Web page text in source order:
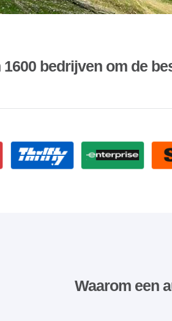
bedrijven om de
Waarom een